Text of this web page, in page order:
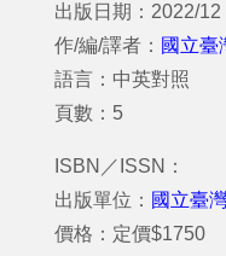
出版日期：2022/12
作/編/譯者： 國立臺
語言：中英對照
頁數：5
ISBN／ISSN：
出版單位： 國立臺
價格：定價$1750